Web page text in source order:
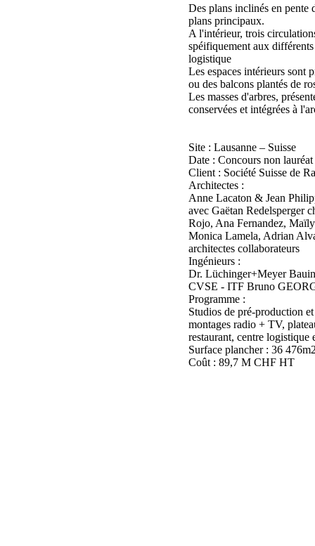
Des plans inclinés en pente
plans principaux.
A l'intérieur, trois
spéifiquement aux
logistique
Les espaces intérieurs sont
ou des balcons plantés de
Les masses d'arbres,
conservées et intégrées à
Site : Lausanne – Suisse
Date : Concours non
Client : Société Suisse de
Architectes :
Anne Lacaton & Jean
avec Gaëtan Redelsperger
Rojo, Ana Fernandez,
Monica Lamela, Adrian
architectes collaborateurs
Ingénieurs :
Dr. Lüchinger+Meyer
CVSE - ITF Bruno
Programme :
Studios de pré-production
montages radio + TV,
restaurant, centre logistique
Surface plancher : 36
Coût : 89,7 M CHF HT